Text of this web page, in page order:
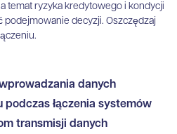
temat ryzyka kredytowego i kondycji
podejmowanie decyzji. Oszczędzaj
danych
podczas łączenia systemów
transmisji danych